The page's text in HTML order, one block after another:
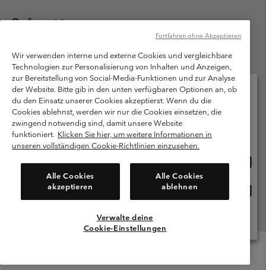
Österreich
Columbia Sportswear Austria GmbH. Moosfeldstraße 1, 5101
Bergheim, Salzburg Österreich. Alle Rechte vorbehalten.
Nutzungsbedingungen
Allgemeine Verkaufsbedingungen
Garantie
Datenschutzerklärung
Bestimmungen und Bedingungen des Mitglieder Programms
Nutzungsbedingungen Für Nutzergenerierte Inhalte
Cookies
Kundenservice: Mo- Fr. 9:00 - 13:00 & 14:00- 18:00 Uhr
(+)43720880525
Wir verwenden interne und externe Cookies und vergleichbare
Technologien zur Personalisierung von Inhalten und Anzeigen,
zur Bereitstellung von Social-Media-Funktionen und zur Analyse
der Website. Bitte gib in den unten verfügbaren Optionen an, ob
du den Einsatz unserer Cookies akzeptierst. Wenn du die
Cookies ablehnst, werden wir nur die Cookies einsetzen, die
zwingend notwendig sind, damit unsere Website
funktioniert. Klicken Sie hier, um weitere Informationen in
unseren vollständigen Cookie-Richtlinien einzusehen.
Alle Cookies
akzeptieren
Alle Cookies
ablehnen
Verwalte deine
Cookie-Einstellungen
Fortfahren ohne Akzeptieren
Bitte wählen Sie Ihr Lieferland und Ihre Sprache
Online-Einkauf verfügbar
Österreich
Alle Länder Anzeigen